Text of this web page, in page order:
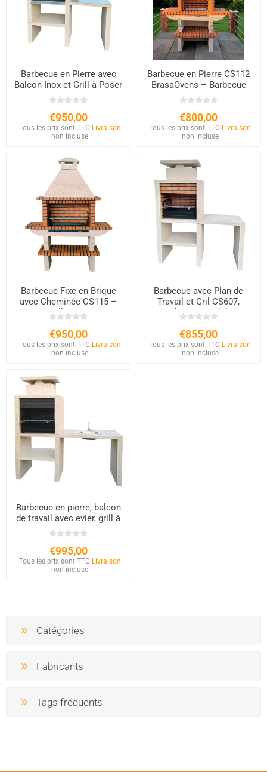
Barbecue en Pierre avec
Balcon Inox et Grill à Poser
CS608
€950,00
Tous les prix sont TTC.Livraison
non incluse
Barbecue en Pierre CS112
BrasaOvens – Barbecue
Fixe Extérieur Bois &
Charbon 60x40 cm
€800,00
Tous les prix sont TTC.Livraison
non incluse
Barbecue Fixe en Brique
avec Cheminée CS115 –
Grill 80 cm
€950,00
Tous les prix sont TTC. Livraison
non incluse
Barbecue avec Plan de
Travail et Gril CS607,
Qualité et Durabilité
€855,00
Tous les prix sont TTC. Livraison
non incluse
Barbecue en pierre, balcon
de travail avec evier, grill à
poser CS609
€995,00
Tous les prix sont TTC. Livraison
non incluse
Catégories
Fabricants
Tags fréquents